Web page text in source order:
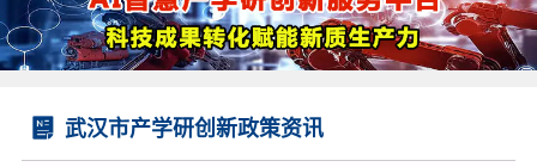
武汉市产学研创新政策资讯